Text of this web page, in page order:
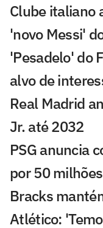
Clube italiano
'novo Messi'
'Pesadelo' do
alvo de
Real Madrid
Jr. até 2032
PSG anuncia
por 50
Bracks
Atlético: